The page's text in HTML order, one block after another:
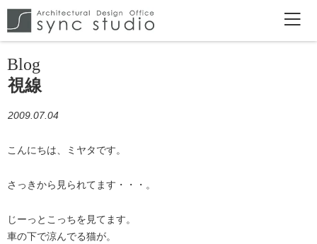
Blog
視線
2009.07.04
こんにちは、ミヤタです。
さっきから見られてます・・・。
じーっとこっちを見てます。
車の下で涼んでる猫が。